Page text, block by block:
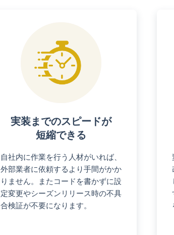
実装までのスピードが
短縮できる
自社内に作業を行う人材がいれば、
外部業者に依頼するより手間がかか
りません。またコードを書かずに設
定変更やシーズンリリース時の不具
合検証が不要になります。